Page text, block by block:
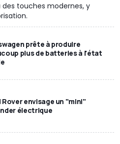
touches modernes, y
prête à produire
plus de batteries à l'état
Rover envisage un "mini"
électrique